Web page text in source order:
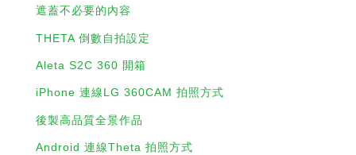
遮蓋不必要的內容
THETA 倒數自拍設定
Aleta S2C 360 開箱
iPhone 連線LG 360CAM 拍照方式
後製高品質全景作品
Android 連線Theta 拍照方式